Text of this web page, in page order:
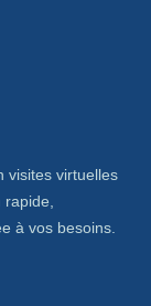
visites virtuelles
à vos besoins.